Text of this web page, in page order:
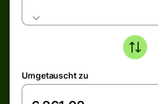
Umgetauscht zu